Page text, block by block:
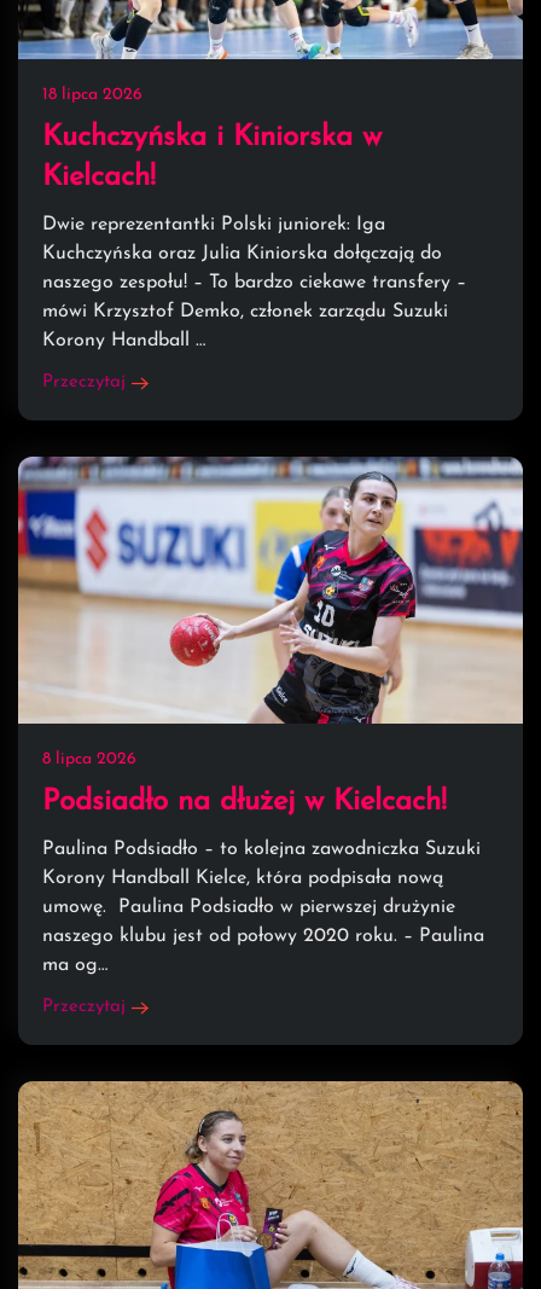
18 lipca 2026
Kuchczyńska i Kiniorska w
Kielcach!
Dwie reprezentantki Polski juniorek: Iga
Kuchczyńska oraz Julia Kiniorska dołączają do
naszego zespołu! – To bardzo ciekawe transfery –
mówi Krzysztof Demko, członek zarządu Suzuki
Korony Handball …
Przeczytaj
8 lipca 2026
Podsiadło na dłużej w Kielcach!
Paulina Podsiadło – to kolejna zawodniczka Suzuki
Korony Handball Kielce, która podpisała nową
umowę. Paulina Podsiadło w pierwszej drużynie
naszego klubu jest od połowy 2020 roku. – Paulina
ma og…
Przeczytaj